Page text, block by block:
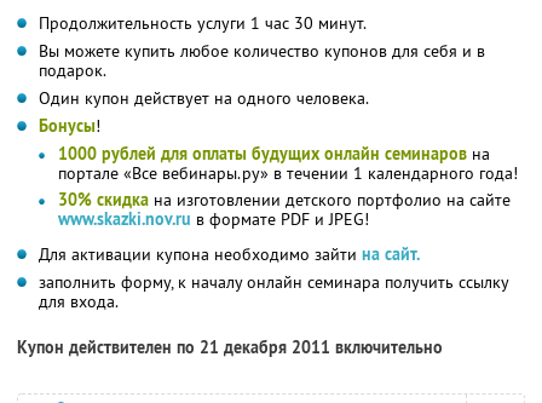
Продолжительность услуги 1 час 30 минут.
Вы можете купить любое количество купонов для себя и в
подарок.
Один купон действует на одного человека.
Бонусы!
1000 рублей для оплаты будущих онлайн семинаров на
портале «Все вебинары.ру» в течении 1 календарного года!
30% скидка на изготовлении детского портфолио на сайте
www.skazki.nov.ru в формате PDF и JPEG!
Для активации купона необходимо зайти на сайт.
заполнить форму, к началу онлайн семинара получить ссылку
для входа.
Купон действителен по 21 декабря 2011 включительно